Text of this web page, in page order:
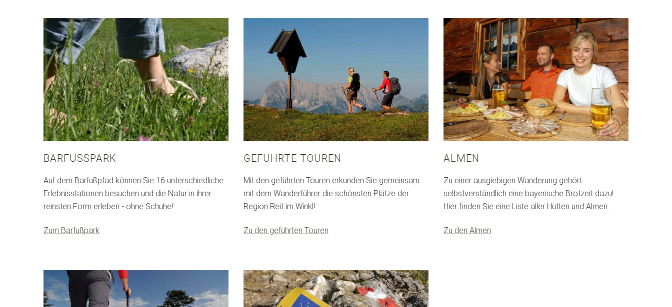
BARFUSSPARK
Auf dem Barfußpfad können Sie 16 unterschiedliche
Erlebnisstationen besuchen und die Natur in ihrer
reinsten Form erleben - ohne Schuhe!
Zum Barfußpark
GEFÜHRTE TOUREN
Mit den geführten Touren erkunden Sie gemeinsam
mit dem Wanderführer die schönsten Plätze der
Region Reit im Winkl!
Zu den geführten Touren
ALMEN
Zu einer ausgiebigen Wanderung gehört
selbstverständlich eine bayerische Brotzeit dazu!
Hier finden Sie eine Liste aller Hütten und Almen.
Zu den Almen